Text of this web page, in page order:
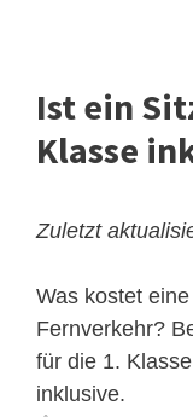
Ist ein
Klasse
Zuletzt
Was kostet
Fernverkehr?
für die 1.
inklusive.